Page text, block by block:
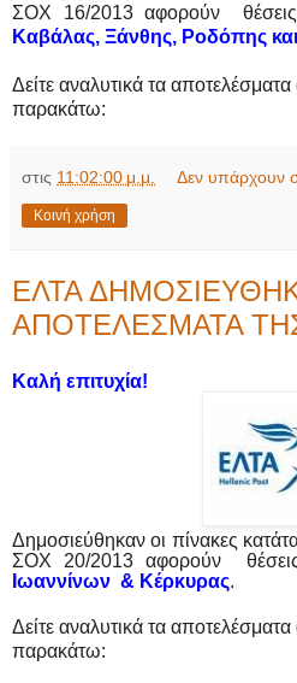
ΣΟΧ 16/2013 αφορούν
Καβάλας, Ξάνθης, Ροδόπης
Δείτε αναλυτικά τα
παρακάτω:
στις 11:02:00 μ.μ. Δεν υπάρχουν
Κοινή χρήση
ΕΛΤΑ
ΑΠΟΤΕΛΕΣΜΑΤΑ
Καλή επιτυχία!
Δημοσιεύθηκαν οι πίνακες
ΣΟΧ 20/2013 αφορούν
Ιωαννίνων & Κέρκυρας.
Δείτε αναλυτικά τα
παρακάτω: